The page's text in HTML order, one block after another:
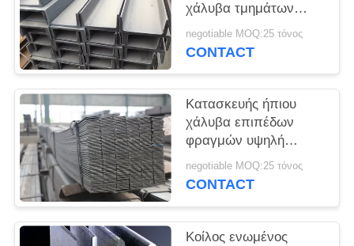
χάλυβα τμημάτων
τμημάτων SS400
negotiable MOQ:25 τόνος
CONTACT
Κατασκευής ήπιου
χάλυβα επιπέδων
φραγμών υψηλή
διαστατική ακρίβεια
φραγμών χάλυβα
negotiable MOQ:25 τόνος
CONTACT
Κοίλος ενωμένος